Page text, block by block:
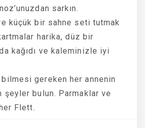
sarkın.
küçük bir sahne seti tutmak
harika, düz bir
kağıdı ve kaleminizle iyi
bilmesi gereken her annenin
bulun. Parmaklar ve
Flett.